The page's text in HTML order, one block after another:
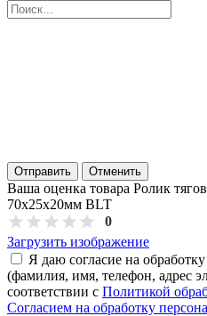
Отправить Отменить
Ваша оценка товара Ролик
70х25х20мм BLT
0
Загрузить изображение
Я даю согласие на
(фамилия, имя, телефон, адрес
соответствии с Политикой
Согласием на обработку